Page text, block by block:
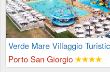
Verde Mare Villaggio
Porto San Giorgio